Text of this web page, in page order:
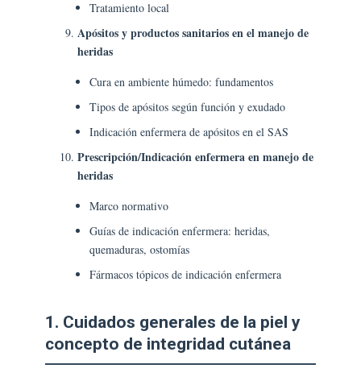
Tratamiento local
Apósitos y productos sanitarios en el manejo de
heridas
Cura en ambiente húmedo: fundamentos
Tipos de apósitos según función y exudado
Indicación enfermera de apósitos en el SAS
Prescripción/Indicación enfermera en manejo de
heridas
Marco normativo
Guías de indicación enfermera: heridas,
quemaduras, ostomías
Fármacos tópicos de indicación enfermera
1. Cuidados generales de la piel y
concepto de integridad cutánea